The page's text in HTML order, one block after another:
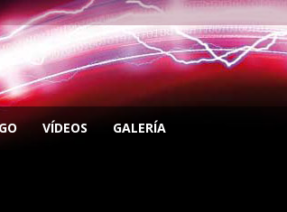
VÍDEOS GALERÍA